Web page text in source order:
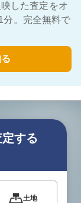
した査定をオ
分。完全無料で
する
土地